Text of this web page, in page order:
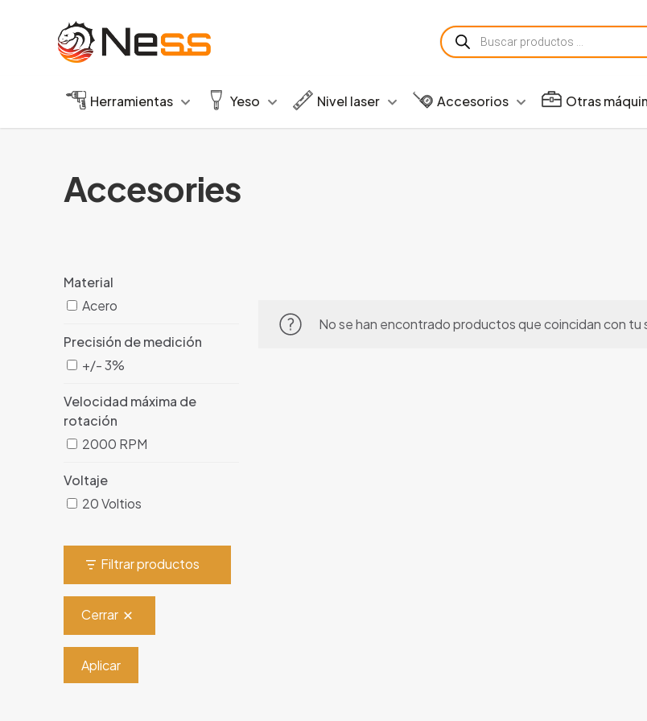
Búsqueda
de
productos
Herramientas Yeso Nivel laser Accesorios Otras
Accesories
Material
Acero
Precisión de medición
+/- 3%
Velocidad máxima de
rotación
2000 RPM
Voltaje
20 Voltios
Filtrar productos
Cerrar
Aplicar
No se han encontrado productos que coincidan con tu